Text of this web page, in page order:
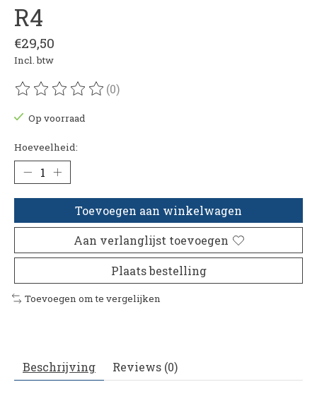
R4
€29,50
Incl. btw
De beoordeling van dit product is
(0)
Op voorraad
Hoeveelheid:
Toevoegen aan winkelwagen
Aan verlanglijst toevoegen
Plaats bestelling
Toevoegen om te vergelijken
Beschrijving Reviews (0)